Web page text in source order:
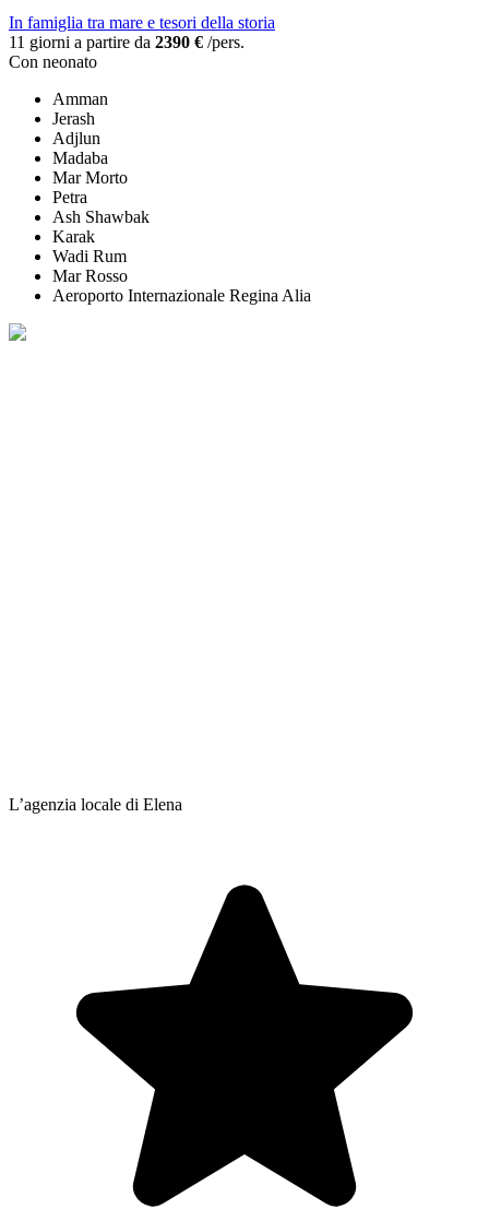
In famiglia tra mare e tesori della storia
11 giorni a partire da 2390 € /pers.
Con neonato
Amman
Jerash
Adjlun
Madaba
Mar Morto
Petra
Ash Shawbak
Karak
Wadi Rum
Mar Rosso
Aeroporto Internazionale Regina Alia
L’agenzia locale di Elena